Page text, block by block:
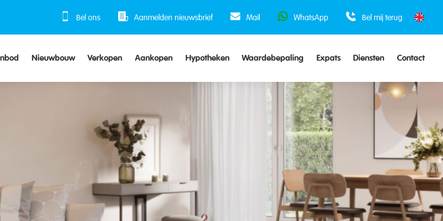
Bel ons Aanmelden nieuwsbrief Mail WhatsApp Bel mij terug
Nieuwbouw Verkopen Aankopen Hypotheken Waardebepaling Expats Diensten Contact